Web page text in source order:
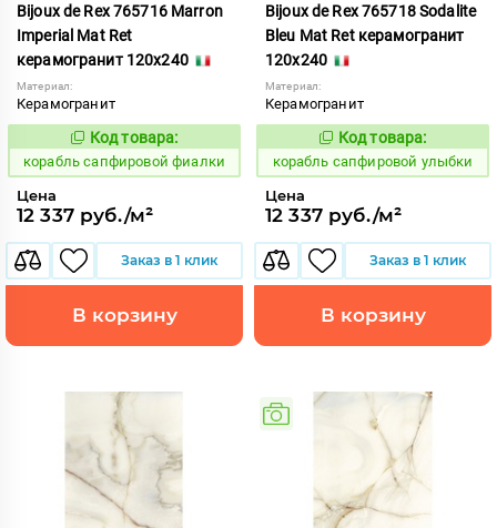
Bijoux de Rex 765716 Marron
Imperial Mat Ret
керамогранит 120x240
Материал:
Керамогранит
775864
Код товара:
корабль сапфировой фиалки
Цена
12 337 руб./м²
Заказ в 1 клик
В корзину
Bijoux de Rex 765718 Sodalite
Bleu Mat Ret керамогранит
120x240
Материал:
Керамогранит
775861
Код товара:
корабль сапфировой улыбки
Цена
12 337 руб./м²
Заказ в 1 клик
В корзину